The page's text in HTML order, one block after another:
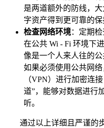
是两道额外的防线，
字资产得到更可靠的保
检查网络环境：定期
在公共 Wi - Fi 环境下
像是一个人来人往的
如果必须使用公共网
（VPN）进行加密连
道”，能够对数据进行
听。
通过以上详细且严谨的